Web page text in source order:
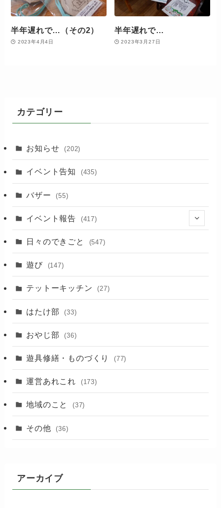
半年遅れで…（その2）
2023年4月4日
半年遅れで…
2023年3月27日
カテゴリー
お知らせ (202)
イベント告知 (435)
バザー (55)
イベント報告 (417)
(2)
(3)
日々のできごと (547)
遊び (147)
テットーキッチン (27)
はたけ部 (33)
おやじ部 (36)
遊具修繕・ものづくり (77)
運営あれこれ (173)
地域のこと (37)
その他 (36)
アーカイブ